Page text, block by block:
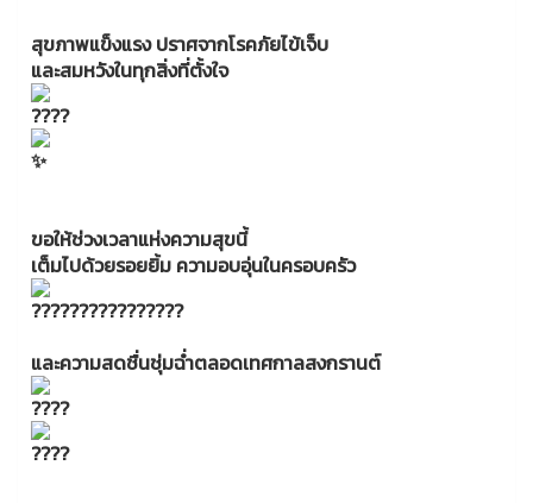
สุขภาพแข็งแรง ปราศจากโรคภัยไข้เจ็บ
และสมหวังในทุกสิ่งที่ตั้งใจ
ขอให้ช่วงเวลาแห่งความสุขนี้
เต็มไปด้วยรอยยิ้ม ความอบอุ่นในครอบครัว
และความสดชื่นชุ่มฉ่ำตลอดเทศกาลสงกรานต์